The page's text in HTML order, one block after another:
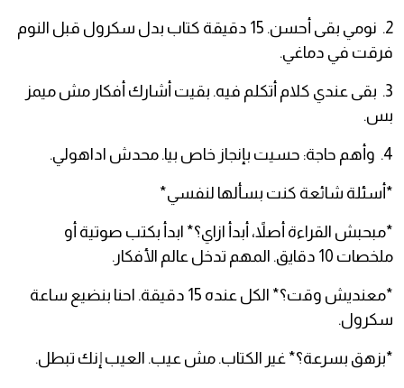
2. نومي بقى أحسن. 15 دقيقة كتاب بدل سكرول قبل النوم
فرقت في دماغي.
3. بقى عندي كلام أتكلم فيه. بقيت أشارك أفكار مش ميمز
بس.
4. وأهم حاجة: حسيت بإنجاز خاص بيا. محدش اداهولي.
*أسئلة شائعة كنت بسألها لنفسي*
*مبحبش القراءة أصلاً، أبدأ ازاي؟* ابدأ بكتب صوتية أو
ملخصات 10 دقايق. المهم تدخل عالم الأفكار.
*معنديش وقت؟* الكل عنده 15 دقيقة. احنا بنضيع ساعة
سكرول.
*بزهق بسرعة؟* غير الكتاب. مش عيب. العيب إنك تبطل.